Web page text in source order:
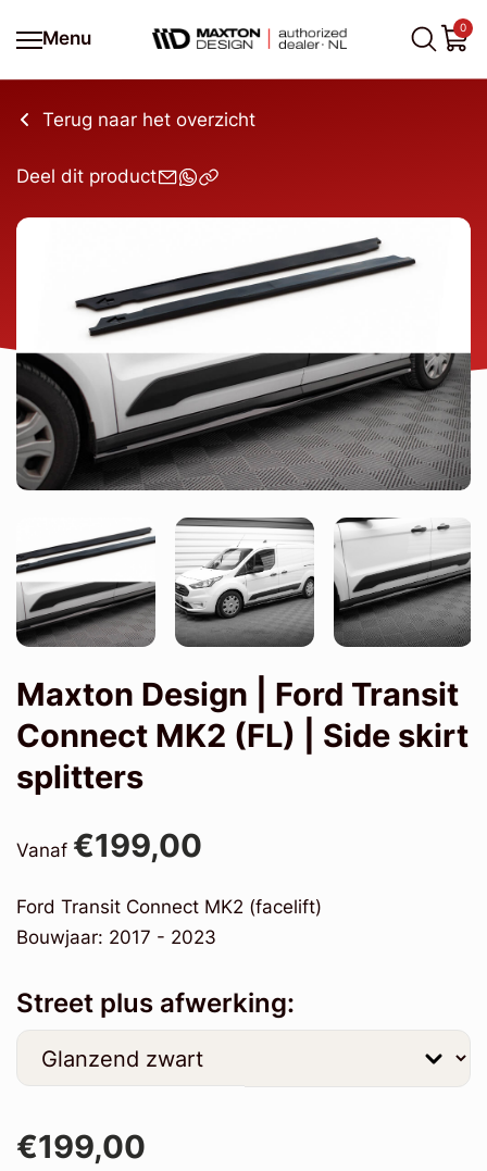
Menu
0
Terug naar het overzicht
Deel dit product
Maxton Design | Ford Transit
Connect MK2 (FL) | Side skirt
splitters
Vanaf €199,00
Ford Transit Connect MK2 (facelift)
Bouwjaar: 2017 - 2023
Street plus afwerking:
€199,00